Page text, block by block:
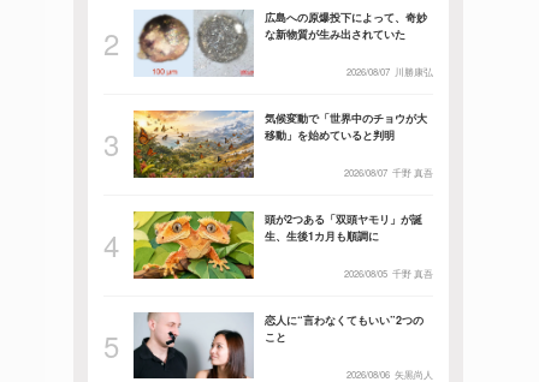
広島への原爆投下によって、奇妙
な新物質が生み出されていた
2026/08/07 川勝康弘
気候変動で「世界中のチョウが大
移動」を始めていると判明
2026/08/07 千野 真吾
頭が2つある「双頭ヤモリ」が誕
生、生後1カ月も順調に
2026/08/05 千野 真吾
恋人に“言わなくてもいい”2つの
こと
2026/08/06 矢黒尚人